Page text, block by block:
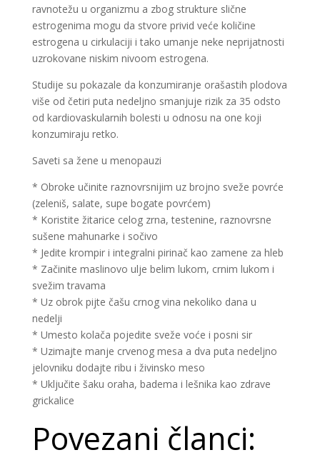
ravnotežu u organizmu a zbog strukture slične
estrogenima mogu da stvore privid veće količine
estrogena u cirkulaciji i tako umanje neke neprijatnosti
uzrokovane niskim nivoom estrogena.
Studije su pokazale da konzumiranje orašastih plodova
više od četiri puta nedeljno smanjuje rizik za 35 odsto
od kardiovaskularnih bolesti u odnosu na one koji
konzumiraju retko.
Saveti sa žene u menopauzi
* Obroke učinite raznovrsnijim uz brojno sveže povrće
(zeleniš, salate, supe bogate povrćem)
* Koristite žitarice celog zrna, testenine, raznovrsne
sušene mahunarke i sočivo
* Jedite krompir i integralni pirinač kao zamene za hleb
* Začinite maslinovo ulje belim lukom, crnim lukom i
svežim travama
* Uz obrok pijte čašu crnog vina nekoliko dana u
nedelji
* Umesto kolača pojedite sveže voće i posni sir
* Uzimajte manje crvenog mesa a dva puta nedeljno
jelovniku dodajte ribu i živinsko meso
* Uključite šaku oraha, badema i lešnika kao zdrave
grickalice
Povezani članci: